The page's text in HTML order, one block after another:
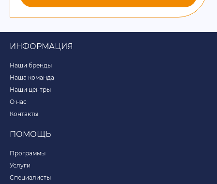
ИНФОРМАЦИЯ
Наши бренды
Наша команда
Наши центры
О нас
Контакты
ПОМОЩЬ
Программы
Услуги
Специалисты